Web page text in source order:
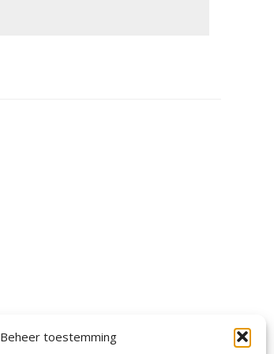
Beheer toestemming